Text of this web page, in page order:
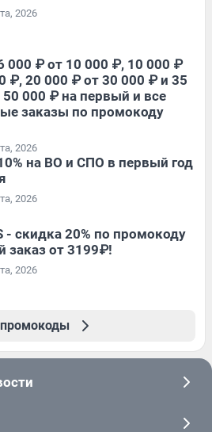
2026
000 ₽ от 10 000 ₽, 10 000 ₽
₽, 20 000 ₽ от 30 000 ₽ и 35
000 ₽ на первый и все
заказы по промокоду
2026
на ВО и СПО в первый год
2026
- скидка 20% по промокоду
заказ от 3199₽!
2026